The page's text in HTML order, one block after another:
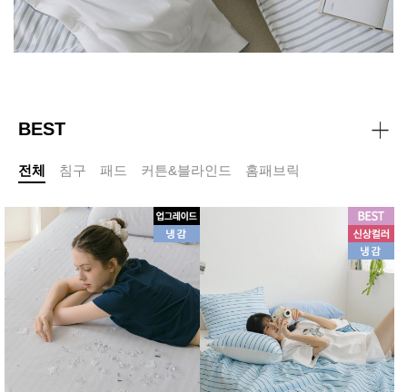
BEST
전체 침구 패드 커튼&블라인드 홈패브릭